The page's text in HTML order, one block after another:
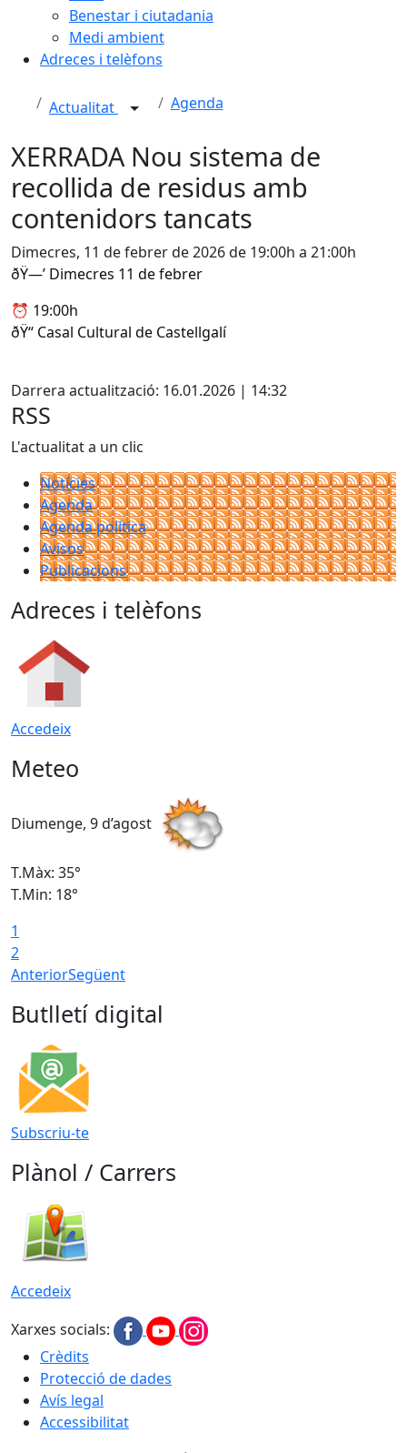
Benestar i ciutadania
Medi ambient
Adreces i telèfons
Actualitat Agenda
XERRADA Nou sistema de
recollida de residus amb
contenidors tancats
Dimecres, 11 de febrer de 2026 de 19:00h a 21:00h
ðŸ—’ Dimecres 11 de febrer
⏰ 19:00h
ðŸ“ Casal Cultural de Castellgalí
Darrera actualització: 16.01.2026 | 14:32
RSS
L'actualitat a un clic
Notícies
Agenda
Agenda política
Avisos
Publicacions
Adreces i telèfons
Accedeix
Meteo
Diumenge, 9 d’agost
T.Màx: 35°
T.Min: 18°
1
2
AnteriorSegüent
Butlletí digital
Subscriu-te
Plànol / Carrers
Accedeix
Xarxes socials:
Crèdits
Protecció de dades
Avís legal
Accessibilitat